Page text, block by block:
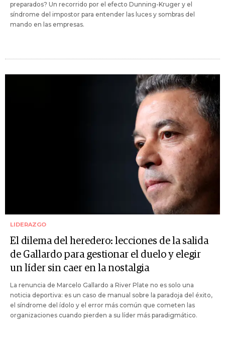
preparados? Un recorrido por el efecto Dunning-Kruger y el
síndrome del impostor para entender las luces y sombras del
mando en las empresas.
LIDERAZGO
El dilema del heredero: lecciones de la salida
de Gallardo para gestionar el duelo y elegir
un líder sin caer en la nostalgia
La renuncia de Marcelo Gallardo a River Plate no es solo una
noticia deportiva: es un caso de manual sobre la paradoja del éxito,
el síndrome del ídolo y el error más común que cometen las
organizaciones cuando pierden a su líder más paradigmático.